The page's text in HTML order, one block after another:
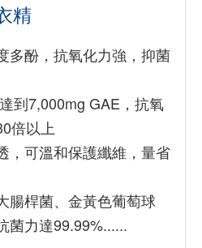
精
多酚，抗氧化力強，抑菌
到7,000mg GAE，抗氧
倍以上
，可溫和保護纖維，量省
腸桿菌、金黃色葡萄球
菌力達99.99%......